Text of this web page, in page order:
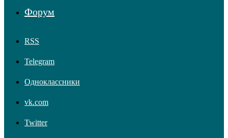
Форум
RSS
Telegram
Одноклассники
vk.com
Twitter